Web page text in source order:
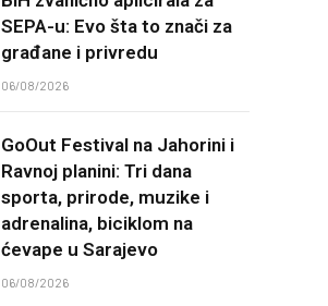
SEPA-u: Evo šta to znači za
građane i privredu
06/08/2026
GoOut Festival na Jahorini i
Ravnoj planini: Tri dana
sporta, prirode, muzike i
adrenalina, biciklom na
ćevape u Sarajevo
06/08/2026